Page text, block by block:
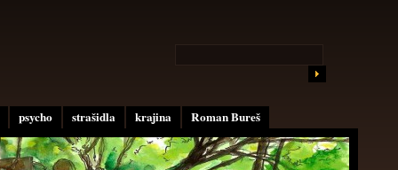
psycho strašidla krajina Roman Bureš